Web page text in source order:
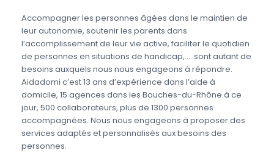
Accompagner les personnes âgées dans le maintien de
leur autonomie, soutenir les parents dans
l’accomplissement de leur vie active, faciliter le quotidien
de personnes en situations de handicap,… sont autant de
besoins auxquels nous nous engageons à répondre.
Aidadomi c’est 13 ans d’expérience dans l’aide à
domicile, 15 agences dans les Bouches-du-Rhône à ce
jour, 500 collaborateurs, plus de 1300 personnes
accompagnées. Nous nous engageons à proposer des
services adaptés et personnalisés aux besoins des
personnes.